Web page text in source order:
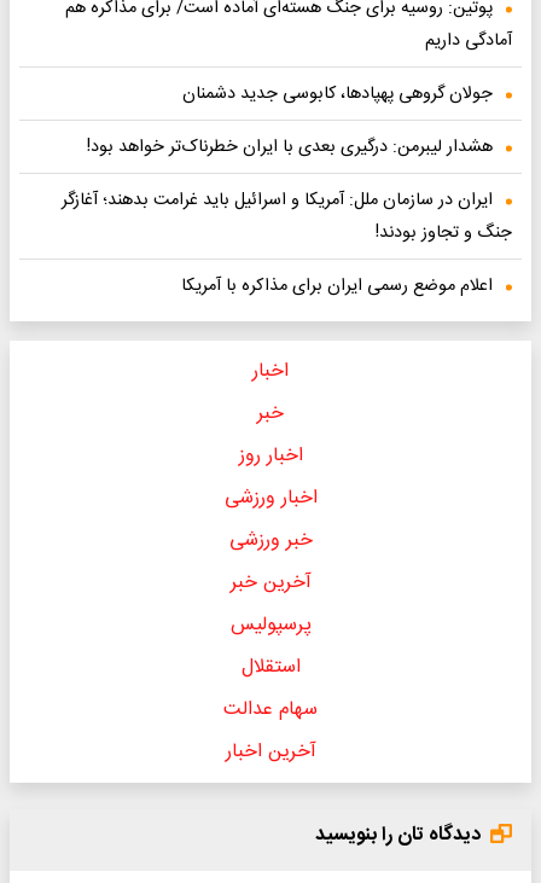
پوتین: روسیه برای جنگ هسته‌ای آماده است/ برای مذاکره هم
آمادگی داریم
جولان گروهی پهپادها، کابوسی جدید دشمنان
هشدار لیبرمن: درگیری بعدی با ایران خطرناک‌تر خواهد بود!
ایران در سازمان ملل: آمریکا و اسرائیل باید غرامت بدهند؛ آغازگر
جنگ و تجاوز بودند!
اعلام موضع رسمی ایران برای مذاکره با آمریکا
اخبار
خبر
اخبار روز
اخبار ورزشی
خبر ورزشی
آخرین خبر
پرسپولیس
استقلال
سهام عدالت
آخرین اخبار
دیدگاه تان را بنویسید